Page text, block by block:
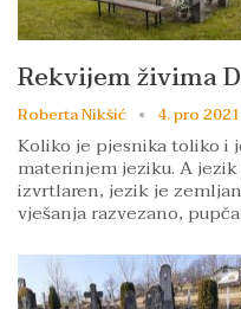
Rekvijem živima
Roberta Nikšić 4. pro
Koliko je pjesnika toliko i
materinjem jeziku. A
izvrtlaren, jezik je
vješanja razvezano,